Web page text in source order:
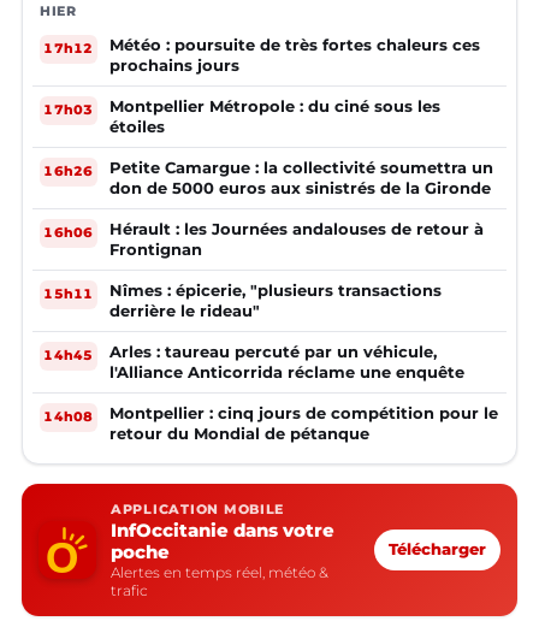
HIER
17h12
Météo : poursuite de très fortes chaleurs ces
prochains jours
17h03
Montpellier Métropole : du ciné sous les
étoiles
16h26
Petite Camargue : la collectivité soumettra un
don de 5000 euros aux sinistrés de la Gironde
16h06
Hérault : les Journées andalouses de retour à
Frontignan
15h11
Nîmes : épicerie, "plusieurs transactions
derrière le rideau"
14h45
Arles : taureau percuté par un véhicule,
l'Alliance Anticorrida réclame une enquête
14h08
Montpellier : cinq jours de compétition pour le
retour du Mondial de pétanque
APPLICATION MOBILE
InfOccitanie dans votre
poche
Alertes en temps réel, météo &
trafic
Télécharger